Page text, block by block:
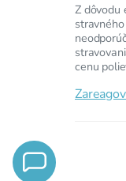
Z dôvodu
cenu